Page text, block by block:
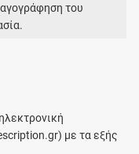
του
με τα εξής